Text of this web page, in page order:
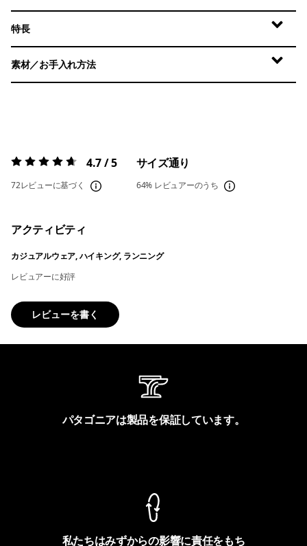
特長
素材／お手入れ方法
評価:4.7 / 5 4.7 / 5
72レビューに基づく
サイズ通り
64% レビュアーのうち
アクティビティ
カジュアルウェア, ハイキング, ランニング
レビュアーに好評
レビューを書く
パタゴニアは製品を保証しています。
私たちはみずからの影響に責任をもち